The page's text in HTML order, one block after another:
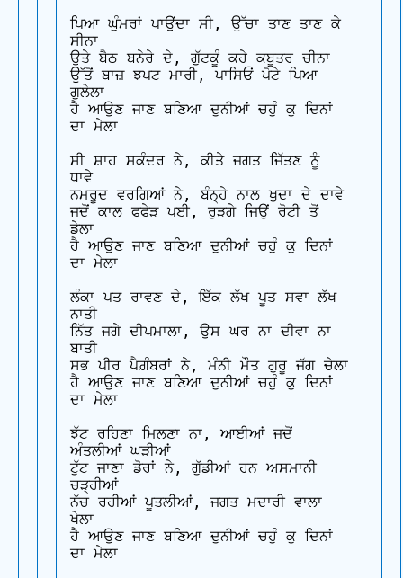
ਪਿਆ ਘੁੰਮਰਾਂ ਪਾਉਂਦਾ ਸੀ, ਉੱਚਾ ਤਾਣ ਤਾਣ ਕੇ
ਸੀਨਾ
ਉਤੇ ਬੈਠ ਬਨੇਰੇ ਦੇ, ਗੁੱਟਕੂੰ ਕਹੇ ਕਬੂਤਰ ਚੀਨਾ
ਉੱਤੋਂ ਬਾਜ਼ ਝਪਟ ਮਾਰੀ, ਪਾਸਿਓਂ ਪੋਟੇ ਪਿਆ
ਗੁਲੇਲਾ
ਹੈ ਆਉਣ ਜਾਣ ਬਣਿਆ ਦੁਨੀਆਂ ਚਹੁੰ ਕੁ ਦਿਨਾਂ
ਦਾ ਮੇਲਾ
ਸੀ ਸ਼ਾਹ ਸਕੰਦਰ ਨੇ, ਕੀਤੇ ਜਗਤ ਜਿੱਤਣ ਨੂੰ
ਧਾਵੇ
ਨਮਰੂਦ ਵਰਗਿਆਂ ਨੇ, ਬੰਨ੍ਹੇ ਨਾਲ ਖੁਦਾ ਦੇ ਦਾਵੇ
ਜਦੋਂ ਕਾਲ ਫਫੇੜ ਪਈ, ਰੁੜਗੇ ਜਿਉਂ ਰੋਟੀ ਤੋਂ
ਡੇਲਾ
ਹੈ ਆਉਣ ਜਾਣ ਬਣਿਆ ਦੁਨੀਆਂ ਚਹੁੰ ਕੁ ਦਿਨਾਂ
ਦਾ ਮੇਲਾ
ਲੰਕਾ ਪਤ ਰਾਵਣ ਦੇ, ਇੱਕ ਲੱਖ ਪੂਤ ਸਵਾ ਲੱਖ
ਨਾਤੀ
ਨਿੱਤ ਜਗੇ ਦੀਪਮਾਲਾ, ਉਸ ਘਰ ਨਾ ਦੀਵਾ ਨਾ
ਬਾਤੀ
ਸਭ ਪੀਰ ਪੈਗ਼ੰਬਰਾਂ ਨੇ, ਮੰਨੀ ਮੌਤ ਗੁਰੂ ਜੱਗ ਚੇਲਾ
ਹੈ ਆਉਣ ਜਾਣ ਬਣਿਆ ਦੁਨੀਆਂ ਚਹੁੰ ਕੁ ਦਿਨਾਂ
ਦਾ ਮੇਲਾ
ਝੱਟ ਰਹਿਣਾ ਮਿਲਣਾ ਨਾ, ਆਈਆਂ ਜਦੋਂ
ਅੰਤਲੀਆਂ ਘੜੀਆਂ
ਟੁੱਟ ਜਾਣਾ ਡੋਰਾਂ ਨੇ, ਗੁੱਡੀਆਂ ਹਨ ਅਸਮਾਨੀ
ਚੜ੍ਹੀਆਂ
ਨੱਚ ਰਹੀਆਂ ਪੂਤਲੀਆਂ, ਜਗਤ ਮਦਾਰੀ ਵਾਲਾ
ਖੇਲਾ
ਹੈ ਆਉਣ ਜਾਣ ਬਣਿਆ ਦੁਨੀਆਂ ਚਹੁੰ ਕੁ ਦਿਨਾਂ
ਦਾ ਮੇਲਾ